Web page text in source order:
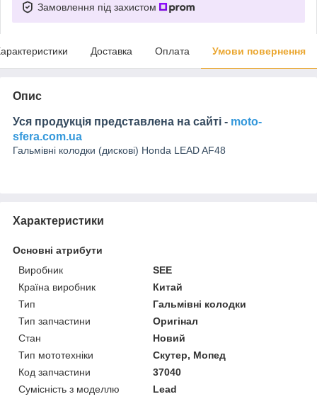
Замовлення під захистом
Доставка Оплата Умови повернення
Опис
Уся продукція представлена на сайті - moto-
sfera.com.ua
Гальмівні колодки (дискові) Honda LEAD AF48
Характеристики
Основні атрибути
Виробник
SEE
Країна виробник
Китай
Тип
Гальмівні колодки
Тип запчастини
Оригінал
Стан
Новий
Тип мототехніки
Скутер, Мопед
Код запчастини
37040
Сумісність з моделлю
Lead